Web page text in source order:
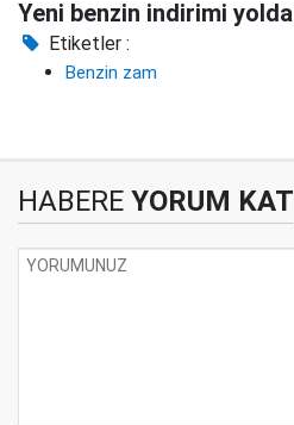
Yeni benzin indirimi yolda
Etiketler :
Benzin zam
HABERE YORUM KAT